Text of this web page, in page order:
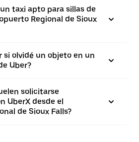
taxi apto para sillas de
Regional de Sioux
si olvidé un objeto en un
Uber?
solicitarse
UberX desde el
de Sioux Falls?